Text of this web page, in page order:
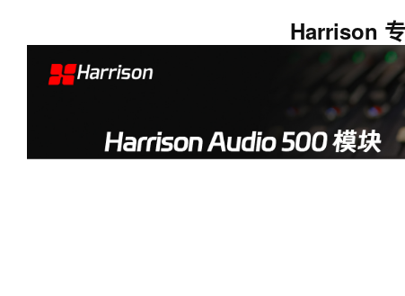
Harrison